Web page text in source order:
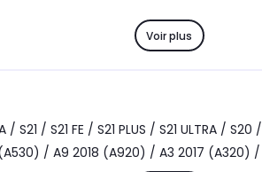
Voir plus
/ S21 FE / S21 PLUS / S21 ULTRA / S20
(A530) / A9 2018 (A920) / A3 2017